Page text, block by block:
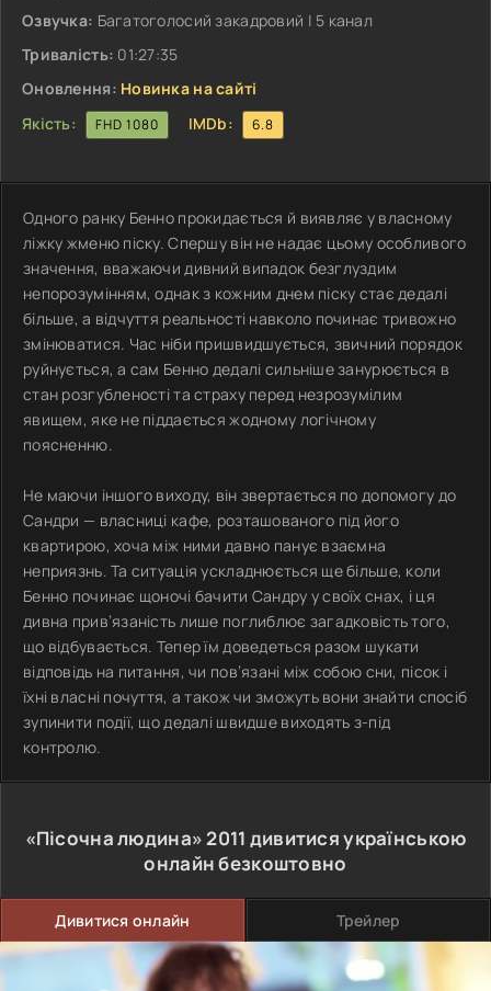
Озвучка: Багатоголосий закадровий | 5 канал
Тривалість: 01:27:35
Оновлення: Новинка на сайті
Якість:
FHD 1080 IMDb: 6.8
Одного ранку Бенно прокидається й виявляє у власному
ліжку жменю піску. Спершу він не надає цьому особливого
значення, вважаючи дивний випадок безглуздим
непорозумінням, однак з кожним днем піску стає дедалі
більше, а відчуття реальності навколо починає тривожно
змінюватися. Час ніби пришвидшується, звичний порядок
руйнується, а сам Бенно дедалі сильніше занурюється в
стан розгубленості та страху перед незрозумілим
явищем, яке не піддається жодному логічному
поясненню.
Не маючи іншого виходу, він звертається по допомогу до
Сандри — власниці кафе, розташованого під його
квартирою, хоча між ними давно панує взаємна
неприязнь. Та ситуація ускладнюється ще більше, коли
Бенно починає щоночі бачити Сандру у своїх снах, і ця
дивна прив’язаність лише поглиблює загадковість того,
що відбувається. Тепер їм доведеться разом шукати
відповідь на питання, чи пов’язані між собою сни, пісок і
їхні власні почуття, а також чи зможуть вони знайти спосіб
зупинити події, що дедалі швидше виходять з-під
контролю.
«Пісочна людина»2011 дивитися українською
онлайн безкоштовно
Дивитися онлайн Трейлер